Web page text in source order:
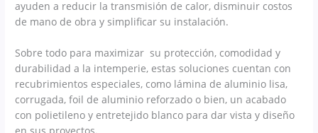
ayuden a reducir la transmisión de calor, disminuir costos
de mano de obra y simplificar su instalación.
Sobre todo para maximizar su protección, comodidad y
durabilidad a la intemperie, estas soluciones cuentan con
recubrimientos especiales, como lámina de aluminio lisa,
corrugada, foil de aluminio reforzado o bien, un acabado
con polietileno y entretejido blanco para dar vista y diseño